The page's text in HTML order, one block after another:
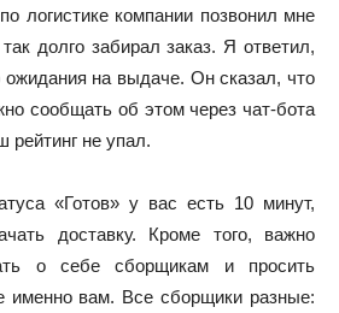
логистике компании позвонил мне
долго забирал заказ. Я ответил,
ожидания на выдаче. Он сказал, что
сообщать об этом через чат-бота
рейтинг не упал.
«Готов» у вас есть 10 минут,
доставку. Кроме того, важно
о себе сборщикам и просить
именно вам. Все сборщики разные: